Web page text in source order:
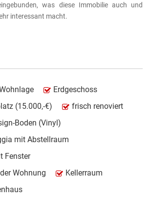
was diese Immobilie auch und
interessant macht.
Erdgeschoss
(15.000,-€)
frisch renoviert
Boden (Vinyl)
mit Abstellraum
Fenster
Wohnung
Kellerraum